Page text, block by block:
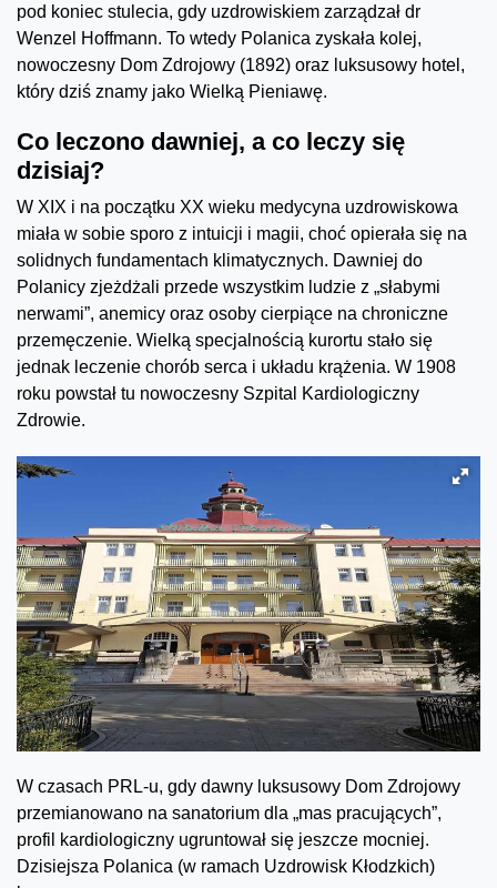
pod koniec stulecia, gdy uzdrowiskiem zarządzał dr
Wenzel Hoffmann. To wtedy Polanica zyskała kolej,
nowoczesny Dom Zdrojowy (1892) oraz luksusowy hotel,
który dziś znamy jako Wielką Pieniawę.
Co leczono dawniej, a co leczy się
dzisiaj?
W XIX i na początku XX wieku medycyna uzdrowiskowa
miała w sobie sporo z intuicji i magii, choć opierała się na
solidnych fundamentach klimatycznych. Dawniej do
Polanicy zjeżdżali przede wszystkim ludzie z „słabymi
nerwami”, anemicy oraz osoby cierpiące na chroniczne
przemęczenie. Wielką specjalnością kurortu stało się
jednak leczenie chorób serca i układu krążenia. W 1908
roku powstał tu nowoczesny Szpital Kardiologiczny
Zdrowie.
W czasach PRL-u, gdy dawny luksusowy Dom Zdrojowy
przemianowano na sanatorium dla „mas pracujących”,
profil kardiologiczny ugruntował się jeszcze mocniej.
Dzisiejsza Polanica (w ramach Uzdrowisk Kłodzkich)